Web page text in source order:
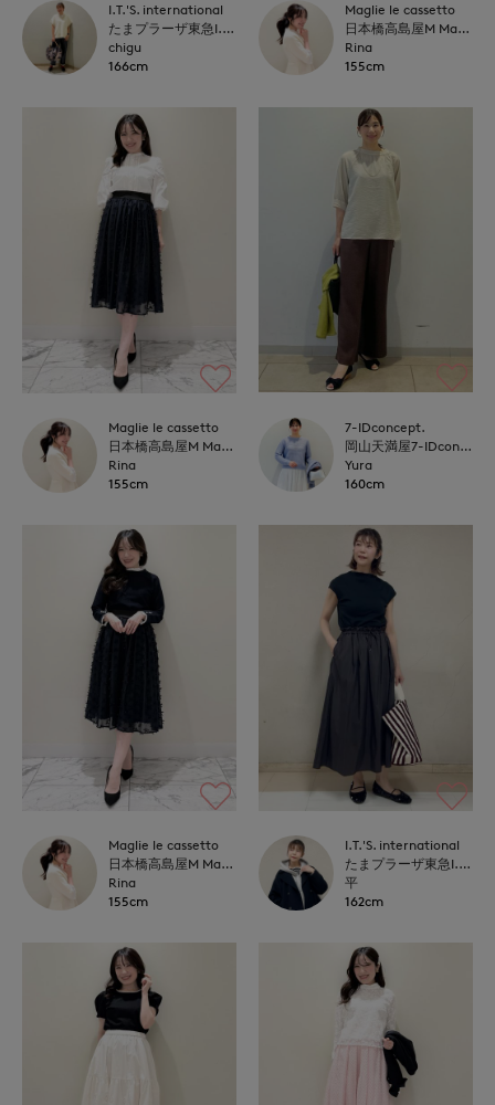
I.T.'S. international
たまプラーザ東急I.T.'S.international
chigu
166cm
Maglie le cassetto
日本橋高島屋M Maglie le cassetto
Rina
155cm
Maglie le cassetto
日本橋高島屋M Maglie le cassetto
Rina
155cm
7-IDconcept.
岡山天満屋7-IDconcept.
Yura
160cm
Maglie le cassetto
日本橋高島屋M Maglie le cassetto
Rina
155cm
I.T.'S. international
たまプラーザ東急I.T.'S.international
平
162cm